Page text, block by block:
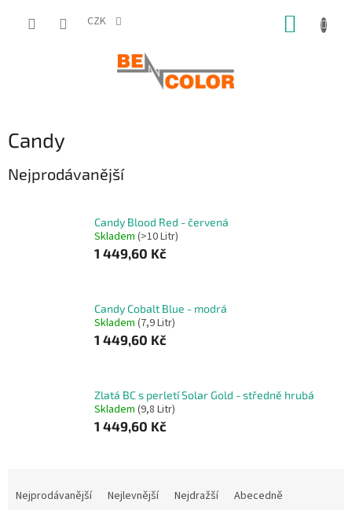
CZK
Candy
Nejprodávanější
Candy Blood Red - červená
Skladem (>10 Litr)
1 449,60 Kč
Candy Cobalt Blue - modrá
Skladem (7,9 Litr)
1 449,60 Kč
Zlatá BC s perletí Solar Gold - středně hrubá
Skladem (9,8 Litr)
1 449,60 Kč
Nejprodávanější Nejlevnější Nejdražší Abecedně